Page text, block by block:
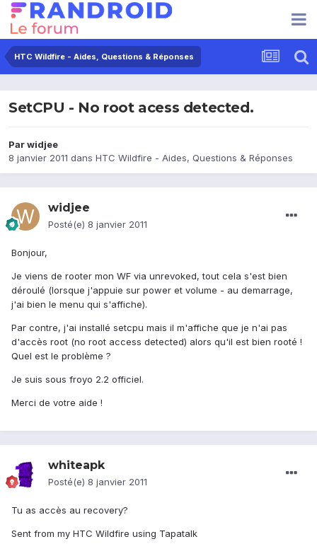
HTC Wildfire - Aides, Questions & Réponses
SetCPU - No root acess detected.
Parwidjee
8 janvier 2011 dans HTC Wildfire - Aides, Questions & Réponses
widjee
Posté(e) 8 janvier 2011
Bonjour,
Je viens de rooter mon WF via unrevoked, tout cela s'est bien
déroulé (lorsque j'appuie sur power et volume - au demarrage,
j'ai bien le menu qui s'affiche).
Par contre, j'ai installé setcpu mais il m'affiche que je n'ai pas
d'accès root (no root access detected) alors qu'il est bien rooté !
Quel est le problème ?
Je suis sous froyo 2.2 officiel.
Merci de votre aide !
whiteapk
Posté(e) 8 janvier 2011
Tu as accès au recovery?
Sent from my HTC Wildfire using Tapatalk